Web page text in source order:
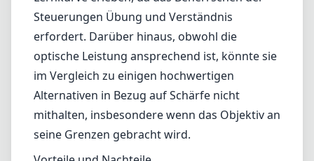
Allerdings gibt es auch einige Nachteile zu beachten. Die
Kompaktheit und das geringe Gewicht könnten einige Benutzer in
die Irre führen und glauben lassen, es handle sich um ein eher
alltägliches Objektiv, aber die speziellen Funktionen erfordern einen
durchdachten Ansatz in der Fotografie. Neue Benutzer der Tilt-
Shift-Mechanik könnten eine Lernkurve erleben, da das
Beherrschen der Steuerungen Übung und Verständnis erfordert.
Darüber hinaus, obwohl die optische Leistung ansprechend ist,
könnte sie im Vergleich zu einigen hochwertigen Alternativen in
Bezug auf Schärfe nicht mithalten, insbesondere wenn das Objektiv
an seine Grenzen gebracht wird.